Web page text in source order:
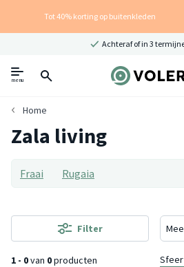
Tot 40% korting op buitenkleden
Achteraf of in 3
menu
Home
Zala living
Fraai Rugaia
1 - 0van 0producten
Filter